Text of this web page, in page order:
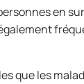
en
que les